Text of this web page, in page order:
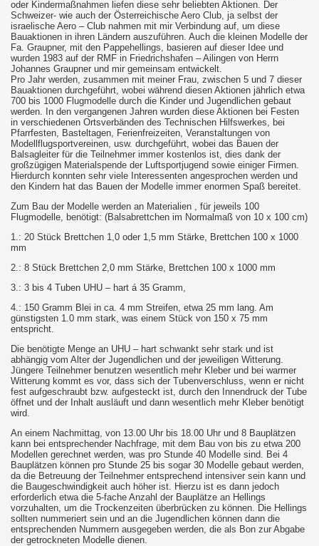
oder Kindermaßnahmen liefen diese sehr beliebten Aktionen. Der
Schweizer- wie auch der Österreichische Aero Club, ja selbst der
israelische Aero – Club nahmen mit mir Verbindung auf, um diese
Bauaktionen in ihren Ländern auszuführen. Auch die kleinen Modelle der
Fa. Graupner, mit den Pappehellings, basieren auf dieser Idee und
wurden 1983 auf der RMF in Friedrichshafen – Ailingen von Herrn
Johannes Graupner und mir gemeinsam entwickelt.
Pro Jahr werden, zusammen mit meiner Frau, zwischen 5 und 7 dieser
Bauaktionen durchgeführt, wobei während diesen Aktionen jährlich etwa
700 bis 1000 Flugmodelle durch die Kinder und Jugendlichen gebaut
werden. In den vergangenen Jahren wurden diese Aktionen bei Festen
in verschiedenen Ortsverbänden des Technischen Hilfswerkes, bei
Pfarrfesten, Basteltagen, Ferienfreizeiten, Veranstaltungen von
Modellflugsportvereinen, usw. durchgeführt, wobei das Bauen der
Balsagleiter für die Teilnehmer immer kostenlos ist, dies dank der
großzügigen Materialspende der Luftsportjugend sowie einiger Firmen.
Hierdurch konnten sehr viele Interessenten angesprochen werden und
den Kindern hat das Bauen der Modelle immer enormen Spaß bereitet.
Zum Bau der Modelle werden an Materialien , für jeweils 100
Flugmodelle, benötigt: (Balsabrettchen im Normalmaß von 10 x 100 cm)
1.: 20 Stück Brettchen 1,0 oder 1,5 mm Stärke, Brettchen 100 x 1000
mm
2.: 8 Stück Brettchen 2,0 mm Stärke, Brettchen 100 x 1000 mm
3.: 3 bis 4 Tuben UHU – hart á 35 Gramm,
4.: 150 Gramm Blei in ca. 4 mm Streifen, etwa 25 mm lang. Am
günstigsten 1.0 mm stark, was einem Stück von 150 x 75 mm
entspricht.
Die benötigte Menge an UHU – hart schwankt sehr stark und ist
abhängig vom Alter der Jugendlichen und der jeweiligen Witterung.
Jüngere Teilnehmer benutzen wesentlich mehr Kleber und bei warmer
Witterung kommt es vor, dass sich der Tubenverschluss, wenn er nicht
fest aufgeschraubt bzw. aufgesteckt ist, durch den Innendruck der Tube
öffnet und der Inhalt ausläuft und dann wesentlich mehr Kleber benötigt
wird.
An einem Nachmittag, von 13.00 Uhr bis 18.00 Uhr und 8 Bauplätzen
kann bei entsprechender Nachfrage, mit dem Bau von bis zu etwa 200
Modellen gerechnet werden, was pro Stunde 40 Modelle sind. Bei 4
Bauplätzen können pro Stunde 25 bis sogar 30 Modelle gebaut werden,
da die Betreuung der Teilnehmer entsprechend intensiver sein kann und
die Baugeschwindigkeit auch höher ist. Hierzu ist es dann jedoch
erforderlich etwa die 5-fache Anzahl der Bauplätze an Hellings
vorzuhalten, um die Trockenzeiten überbrücken zu können. Die Hellings
sollten nummeriert sein und an die Jugendlichen können dann die
entsprechenden Nummern ausgegeben werden, die als Bon zur Abgabe
der getrockneten Modelle dienen.